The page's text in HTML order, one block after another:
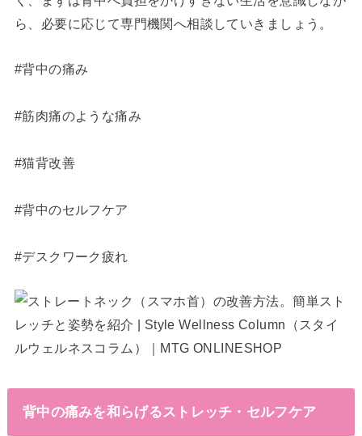
ら、必要に応じて専門機関へ相談していきましょう。
#背中の痛み
#筋肉痛のような痛み
#猫背改善
#背中のセルフケア
#デスクワーク疲れ
背中の痛みを和らげるストレッチ・セルフケア